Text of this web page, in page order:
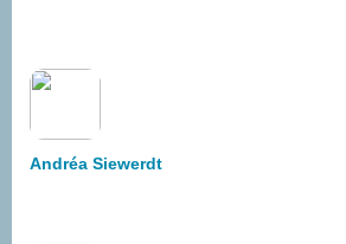
Andréa Siewerdt